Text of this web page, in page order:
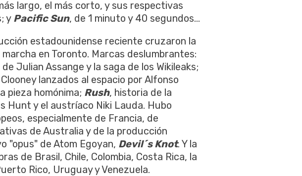
largo, el más corto, y sus respectivas
y Pacific Sun, de 1 minuto y 40 segundos...
estadounidense reciente cruzaron la
en Toronto. Marcas deslumbrantes:
Julian Assange y la saga de los Wikileaks;
lanzados al espacio por Alfonso
pieza homónima; Rush, historia de la
Hunt y el austríaco Niki Lauda. Hubo
especialmente de Francia, de
de Australia y de la producción
"opus" de Atom Egoyan, Devil´s Knot. Y la
de Brasil, Chile, Colombia, Costa Rica, la
Rico, Uruguay y Venezuela.